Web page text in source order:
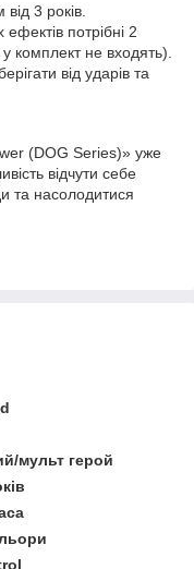
3 років.
потрібні 2
комплект не входять).
від ударів та
(DOG Series)» уже
відчути себе
та насолодитися
мульт герой